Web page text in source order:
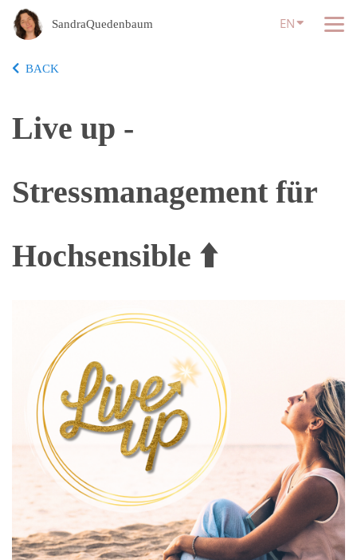
SandraQuedenbaum EN
BACK
Live up -
Stressmanagement für
Hochsensible ⬆️